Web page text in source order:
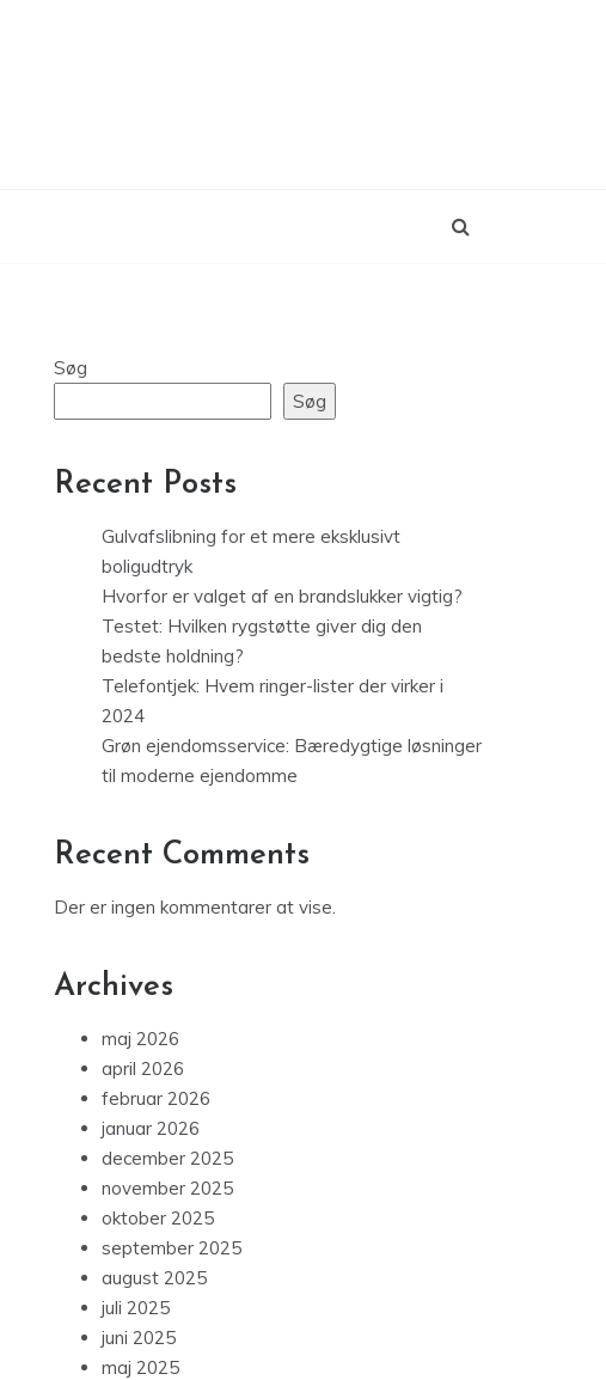
Søg
Søg
Recent Posts
Gulvafslibning for et mere eksklusivt
boligudtryk
Hvorfor er valget af en brandslukker vigtig?
Testet: Hvilken rygstøtte giver dig den
bedste holdning?
Telefontjek: Hvem ringer-lister der virker i
2024
Grøn ejendomsservice: Bæredygtige løsninger
til moderne ejendomme
Recent Comments
Der er ingen kommentarer at vise.
Archives
maj 2026
april 2026
februar 2026
januar 2026
december 2025
november 2025
oktober 2025
september 2025
august 2025
juli 2025
juni 2025
maj 2025